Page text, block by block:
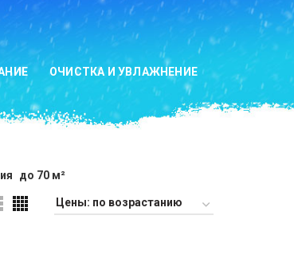
ОЧИСТКА И УВЛАЖНЕНИЕ
до 70 м²